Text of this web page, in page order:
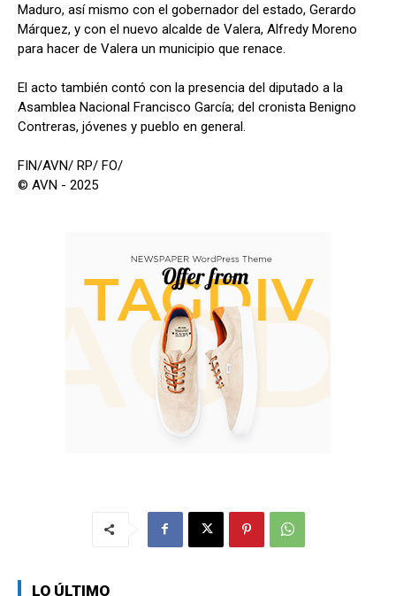
Maduro, así mismo con el gobernador del estado, Gerardo
Márquez, y con el nuevo alcalde de Valera, Alfredy Moreno
para hacer de Valera un municipio que renace.
El acto también contó con la presencia del diputado a la
Asamblea Nacional Francisco García; del cronista Benigno
Contreras, jóvenes y pueblo en general.
FIN/AVN/ RP/ FO/
© AVN - 2025
LO ÚLTIMO